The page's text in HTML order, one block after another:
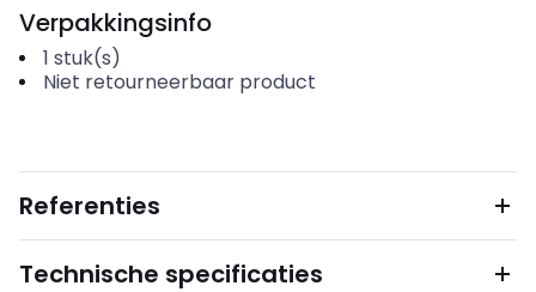
Verpakkingsinfo
1 stuk(s)
Niet retourneerbaar product
Referenties
Technische specificaties